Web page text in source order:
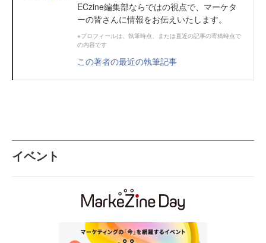
ECzine編集部ならではの視点で、マーケタ
ーの皆さんに情報をお伝えいたします。
※プロフィールは、執筆時点、または直近の記事の寄稿時点で
の内容です
この著者の最近の執筆記事
イベント